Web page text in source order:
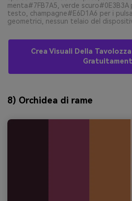
menta#7FB7A5, verde
testo, champagne#E6D1A6 per i
geometrici, nessun telaio del
Crea Visuali Della
8) Orchidea di rame